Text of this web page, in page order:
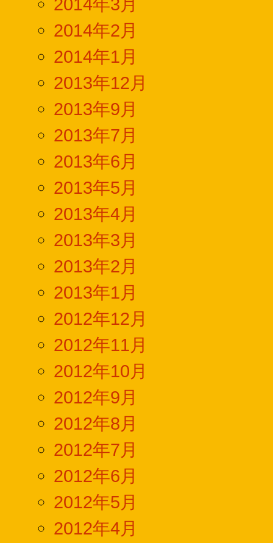
2014年2月
2014年1月
2013年12月
2013年9月
2013年7月
2013年6月
2013年5月
2013年4月
2013年3月
2013年2月
2013年1月
2012年12月
2012年11月
2012年10月
2012年9月
2012年8月
2012年7月
2012年6月
2012年5月
2012年4月